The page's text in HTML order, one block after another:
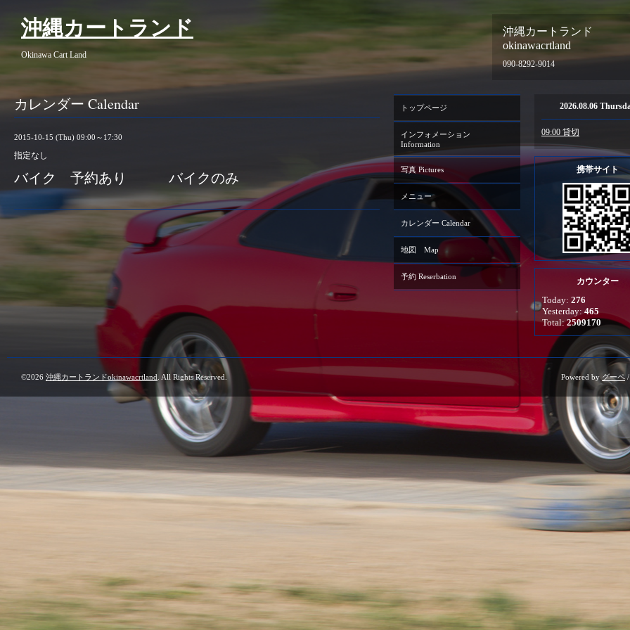
沖縄カートランド
okinawacrtland
090-8292-9014
沖縄カートランド
Okinawa Cart Land
カレンダー Calendar
2015-10-15 (Thu) 09:00～17:30
指定なし
バイク 予約あり バイクのみ
トップページ
インフォメーション
Information
写真 Pictures
メニュー
カレンダー Calendar
地図 Map
予約 Reserbation
2026.08.06
09:00 貸切
携帯サイト
カウンター
Today: 276
Yesterday: 465
Total:2509170
©2026 沖縄カートランドokinawacrtland . All Rights Reserved. Powered by グーペ